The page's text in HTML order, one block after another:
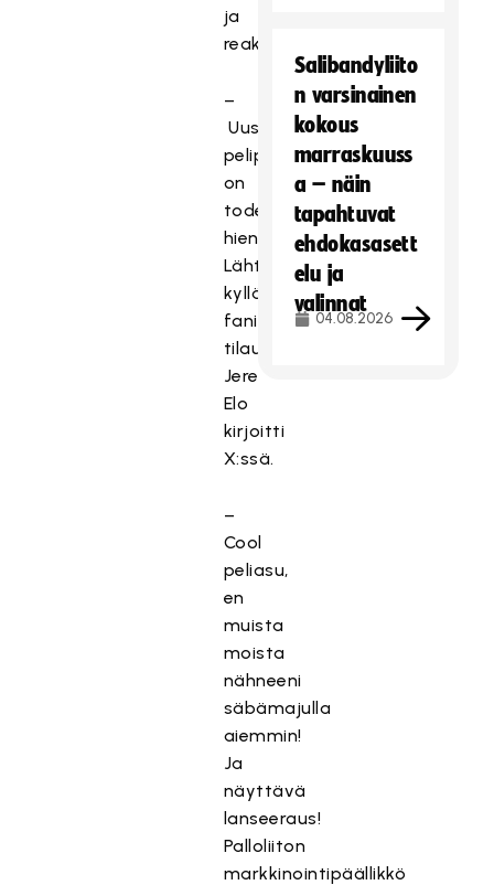
ja
reaktioita.
–
Uusi
pelipaita
on
todella
hieno!
Lähtee
kyllä
fanipaita
tilaukseen,
Jere
Elo
kirjoitti
X:ssä.
–
Cool
peliasu,
en
muista
moista
nähneeni
säbämajulla
aiemmin!
Ja
näyttävä
lanseeraus!
Palloliiton
markkinointipäällikkö
Salibandyliito
n varsinainen
kokous
marraskuuss
a – näin
tapahtuvat
ehdokasasett
elu ja
valinnat
04.08.2026